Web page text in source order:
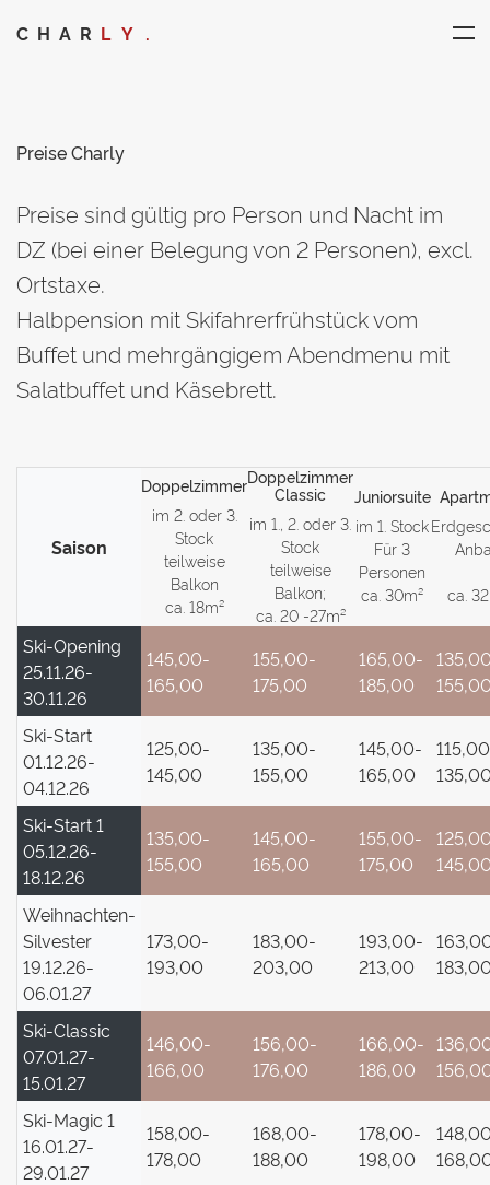
CHAR LY.
Preise Charly
Preise sind gültig pro Person und Nacht im
DZ (bei einer Belegung von 2 Personen), excl.
Ortstaxe.
Halbpension mit Skifahrerfrühstück vom
Buffet und mehrgängigem Abendmenu mit
Salatbuffet und Käsebrett.
Saison
Doppelzimmer
im 2. oder 3.
Stock
teilweise
Balkon
ca. 18m²
Doppelzimmer
Classic
im 1., 2. oder 3.
Stock
teilweise
Balkon;
ca. 20 -27m²
Juniorsuite
im 1. Stock
Für 3
Personen
ca. 30m²
ca.
Ski-Opening
25.11.26-
30.11.26
145,00-
165,00
155,00-
175,00
165,00-
185,00
Ski-Start
01.12.26-
04.12.26
125,00-
145,00
135,00-
155,00
145,00-
165,00
Ski-Start 1
05.12.26-
18.12.26
135,00-
155,00
145,00-
165,00
155,00-
175,00
Weihnachten-
Silvester
19.12.26-
06.01.27
173,00-
193,00
183,00-
203,00
193,00-
213,00
Ski-Classic
07.01.27-
15.01.27
146,00-
166,00
156,00-
176,00
166,00-
186,00
Ski-Magic 1
16.01.27-
29.01.27
158,00-
178,00
168,00-
188,00
178,00-
198,00